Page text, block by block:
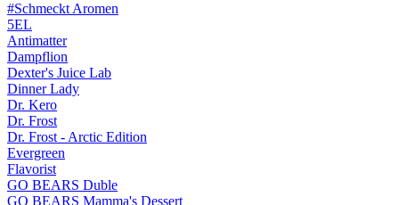
#Schmeckt Aromen
5EL
Antimatter
Dampflion
Dexter's Juice Lab
Dinner Lady
Dr. Kero
Dr. Frost
Dr. Frost - Arctic Edition
Evergreen
Flavorist
GO BEARS Duble
GO BEARS Mamma's Dessert